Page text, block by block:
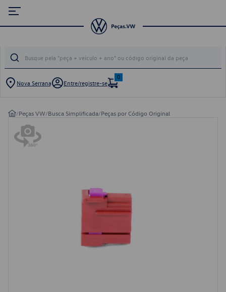
Nova Serrana Entre/registre-se
0
/Peças VW/Busca Simplificada/Peças por Código Original